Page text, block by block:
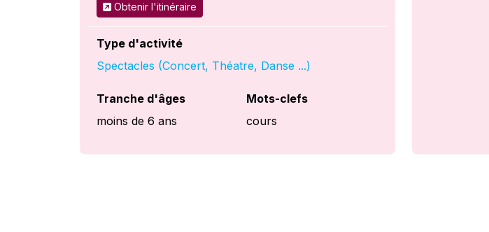
Obtenir l'itinéraire
Type d'activité
Spectacles (Concert, Théatre, Danse ...)
Tranche d'âges
moins de 6 ans
Mots-clefs
cours